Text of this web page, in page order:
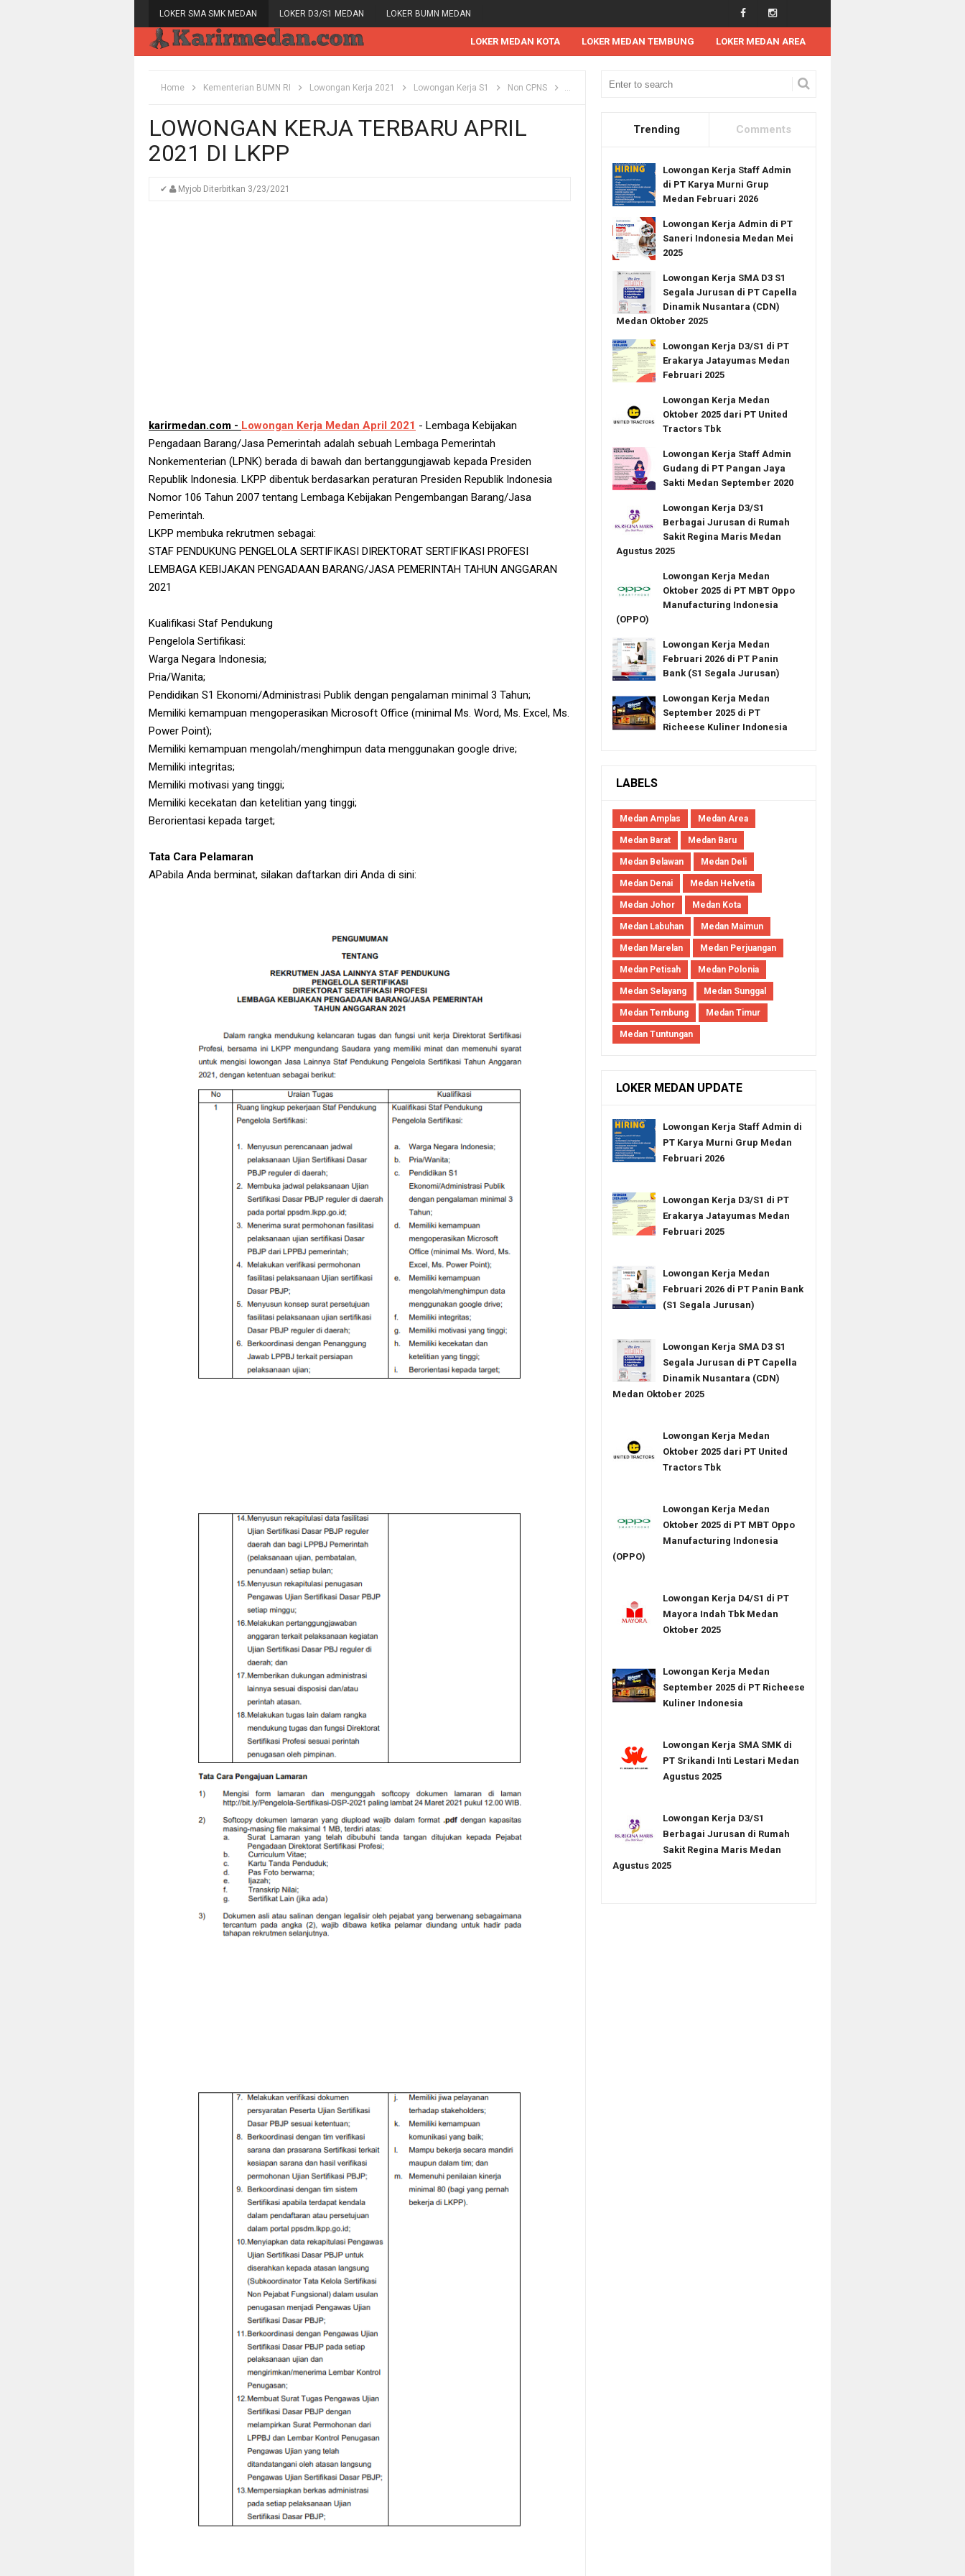
LOKER SMA SMK MEDAN LOKER D3/S1 MEDAN LOKER BUMN MEDAN
LOKER MEDAN KOTA LOKER MEDAN TEMBUNG LOKER MEDAN AREA
Home Kementerian BUMN RI Lowongan Kerja 2021 Lowongan Kerja S1 Non CPNS Lowongan Kerja Terbaru April 2021 di LKPP
LOWONGAN KERJA TERBARU APRIL
2021 DI LKPP
✔ Myjob Diterbitkan 3/23/2021
karirmedan.com - Lowongan Kerja Medan April 2021 - Lembaga Kebijakan
Pengadaan Barang/Jasa Pemerintah adalah sebuah Lembaga Pemerintah
Nonkementerian (LPNK) berada di bawah dan bertanggungjawab kepada Presiden
Republik Indonesia. LKPP dibentuk berdasarkan peraturan Presiden Republik Indonesia
Nomor 106 Tahun 2007 tentang Lembaga Kebijakan Pengembangan Barang/Jasa
Pemerintah.
LKPP membuka rekrutmen sebagai:
STAF PENDUKUNG PENGELOLA SERTIFIKASI DIREKTORAT SERTIFIKASI PROFESI
LEMBAGA KEBIJAKAN PENGADAAN BARANG/JASA PEMERINTAH TAHUN ANGGARAN
2021
Kualifikasi Staf Pendukung
Pengelola Sertifikasi:
Warga Negara Indonesia;
Pria/Wanita;
Pendidikan S1 Ekonomi/Administrasi Publik dengan pengalaman minimal 3 Tahun;
Memiliki kemampuan mengoperasikan Microsoft Office (minimal Ms. Word, Ms. Excel, Ms.
Power Point);
Memiliki kemampuan mengolah/menghimpun data menggunakan google drive;
Memiliki integritas;
Memiliki motivasi yang tinggi;
Memiliki kecekatan dan ketelitian yang tinggi;
Berorientasi kepada target;
Tata Cara Pelamaran
APabila Anda berminat, silakan daftarkan diri Anda di sini:
Trending Comments
Lowongan Kerja Staff Admin
di PT Karya Murni Grup
Medan Februari 2026
Lowongan Kerja Admin di PT
Saneri Indonesia Medan Mei
2025
Lowongan Kerja SMA D3 S1
Segala Jurusan di PT Capella
Dinamik Nusantara (CDN)
Medan Oktober 2025
Lowongan Kerja D3/S1 di PT
Erakarya Jatayumas Medan
Februari 2025
Lowongan Kerja Medan
Oktober 2025 dari PT United
Tractors Tbk
Lowongan Kerja Staff Admin
Gudang di PT Pangan Jaya
Sakti Medan September 2020
Lowongan Kerja D3/S1
Berbagai Jurusan di Rumah
Sakit Regina Maris Medan
Agustus 2025
Lowongan Kerja Medan
Oktober 2025 di PT MBT Oppo
Manufacturing Indonesia
(OPPO)
Lowongan Kerja Medan
Februari 2026 di PT Panin
Bank (S1 Segala Jurusan)
Lowongan Kerja Medan
September 2025 di PT
Richeese Kuliner Indonesia
LABELS
Medan Amplas Medan Area
Medan Barat Medan Baru
Medan Belawan Medan Deli
Medan Denai Medan Helvetia
Medan Johor Medan Kota
Medan Labuhan Medan Maimun
Medan Marelan Medan Perjuangan
Medan Petisah Medan Polonia
Medan Selayang Medan Sunggal
Medan Tembung Medan Timur
Medan Tuntungan
LOKER MEDAN UPDATE
Lowongan Kerja Staff Admin di
PT Karya Murni Grup Medan
Februari 2026
Lowongan Kerja D3/S1 di PT
Erakarya Jatayumas Medan
Februari 2025
Lowongan Kerja Medan
Februari 2026 di PT Panin Bank
(S1 Segala Jurusan)
Lowongan Kerja SMA D3 S1
Segala Jurusan di PT Capella
Dinamik Nusantara (CDN)
Medan Oktober 2025
Lowongan Kerja Medan
Oktober 2025 dari PT United
Tractors Tbk
Lowongan Kerja Medan
Oktober 2025 di PT MBT Oppo
Manufacturing Indonesia
(OPPO)
Lowongan Kerja D4/S1 di PT
Mayora Indah Tbk Medan
Oktober 2025
Lowongan Kerja Medan
September 2025 di PT Richeese
Kuliner Indonesia
Lowongan Kerja SMA SMK di
PT Srikandi Inti Lestari Medan
Agustus 2025
Lowongan Kerja D3/S1
Berbagai Jurusan di Rumah
Sakit Regina Maris Medan
Agustus 2025